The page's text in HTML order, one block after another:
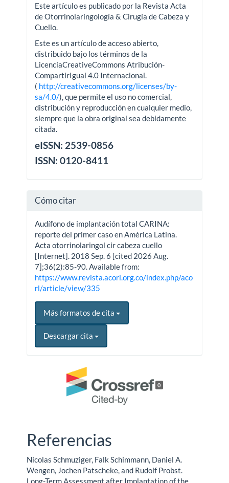
Este artículo es publicado por la Revista Acta
de Otorrinolaringología & Cirugía de Cabeza y
Cuello.
Este es un artículo de acceso abierto,
distribuido bajo los términos de la
LicenciaCreativeCommons Atribución-
CompartirIgual 4.0 Internacional.
( http://creativecommons.org/licenses/by-
sa/4.0/), que permite el uso no comercial,
distribución y reproducción en cualquier medio,
siempre que la obra original sea debidamente
citada.
eISSN: 2539-0856
ISSN: 0120-8411
Cómo citar
Audífono de implantación total CARINA:
reporte del primer caso en América Latina.
Acta otorrinolaringol cir cabeza cuello
[Internet]. 2018 Sep. 6 [cited 2026 Aug.
7];36(2):85-90. Available from:
https://www.revista.acorl.org.co/index.php/aco
rl/article/view/335
Más formatos de cita
Descargar cita
0
Referencias
Nicolas Schmuziger, Falk Schimmann, Daniel A.
Wengen, Jochen Patscheke, and Rudolf Probst.
Long-Term Assessment after Implantation of the